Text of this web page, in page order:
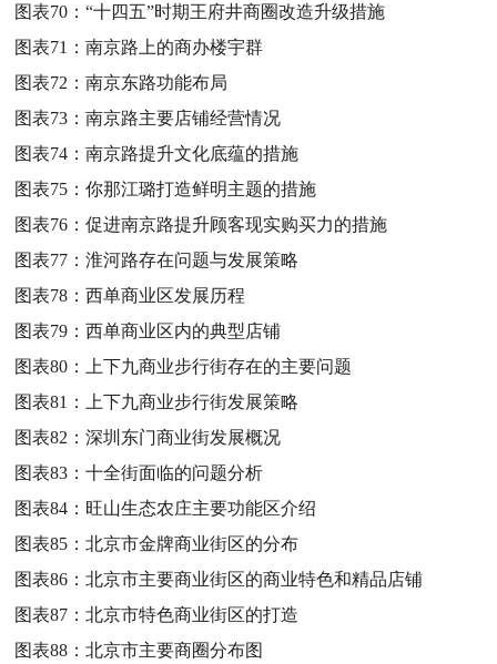
图表70：“十四五”时期王府井商圈改造升级措施
图表71：南京路上的商办楼宇群
图表72：南京东路功能布局
图表73：南京路主要店铺经营情况
图表74：南京路提升文化底蕴的措施
图表75：你那江璐打造鲜明主题的措施
图表76：促进南京路提升顾客现实购买力的措施
图表77：淮河路存在问题与发展策略
图表78：西单商业区发展历程
图表79：西单商业区内的典型店铺
图表80：
上下九商业步行街存在的主要问题
图表81：
上下九商业步行街发展策略
图表82：深圳东门商业街发展概况
图表83：十全街面临的问题分析
图表84： 旺山生态农庄主要功能区介绍
图表85：北京市金牌商业街区的分布
图表86：北京市主要商业街区的商业特色和精品店铺
图表87：北京市特色商业街区的打造
图表88：北京市主要商圈分布图